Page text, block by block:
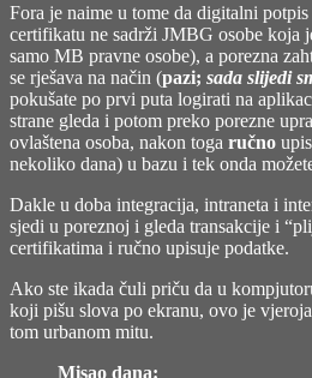
Fora je naime u tome da digitalni
certifikatu ne sadrži JMBG osobe koja
samo MB pravne osobe), a porezna
se rješava na način (pazi; sada slijedi
pokušate po prvi puta logirati na
strane gleda i potom preko porezne
ovlaštena osoba, nakon toga ručno
nekoliko dana) u bazu i tek onda
Dakle u doba integracija, intraneta i
sjedi u poreznoj i gleda transakcije i
certifikatima i ručno upisuje podatke.
Ako ste ikada čuli priču da u
koji pišu slova po ekranu, ovo je
tom urbanom mitu.
Misao dana: